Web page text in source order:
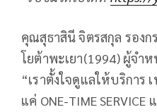
คุณสุธาสินี จิตรสกุล รอง
โยต้าพะเยา(1994) ผู้จำ
“เราตั้งใจดูแลให้บริการ
แค่ ONE-TIME SERVICE